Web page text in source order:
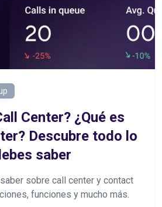
Center? ¿Qué es
Descubre todo lo
saber
sobre call center y contact
funciones y mucho más.